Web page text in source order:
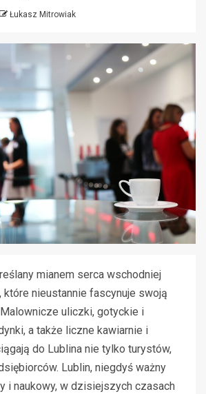
Łukasz Mitrowiak
mianem serca wschodniej
nieustannie fascynuje swoją
uliczki, gotyckie i
a także liczne kawiarnie i
do Lublina nie tylko turystów,
Lublin, niegdyś ważny
i naukowy, w dzisiejszych czasach